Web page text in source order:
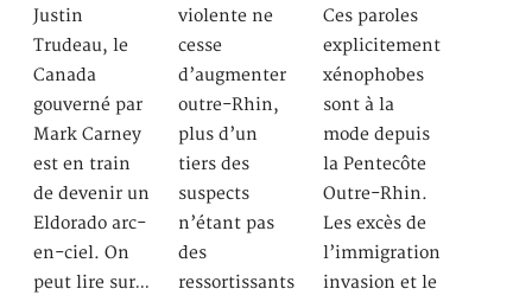
Justin
Trudeau, le
Canada
gouverné par
Mark Carney
est en train
de devenir un
Eldorado arc-
en-ciel. On
peut lire sur…
violente ne
cesse
d’augmenter
outre-Rhin,
plus d’un
tiers des
suspects
n’étant pas
des
ressortissants
Ces paroles
explicitement
xénophobes
sont à la
mode depuis
la Pentecôte
Outre-Rhin.
Les excès de
l’immigration
invasion et le